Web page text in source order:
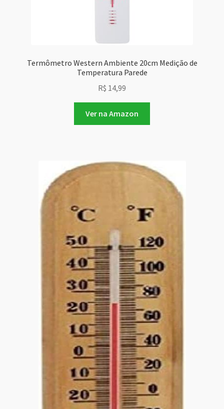
Termômetro Western Ambiente 20cm Medição de
Temperatura Parede
R$ 14,99
Ver na Amazon